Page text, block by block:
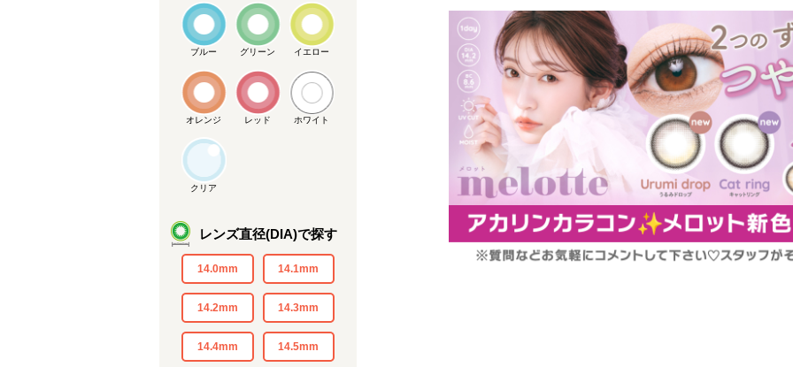
ブルー グリーン イエロー
オレンジ レッド ホワイト
クリア
レンズ直径(DIA)で探す
14.0mm 14.1mm
14.2mm 14.3mm
14.4mm 14.5mm